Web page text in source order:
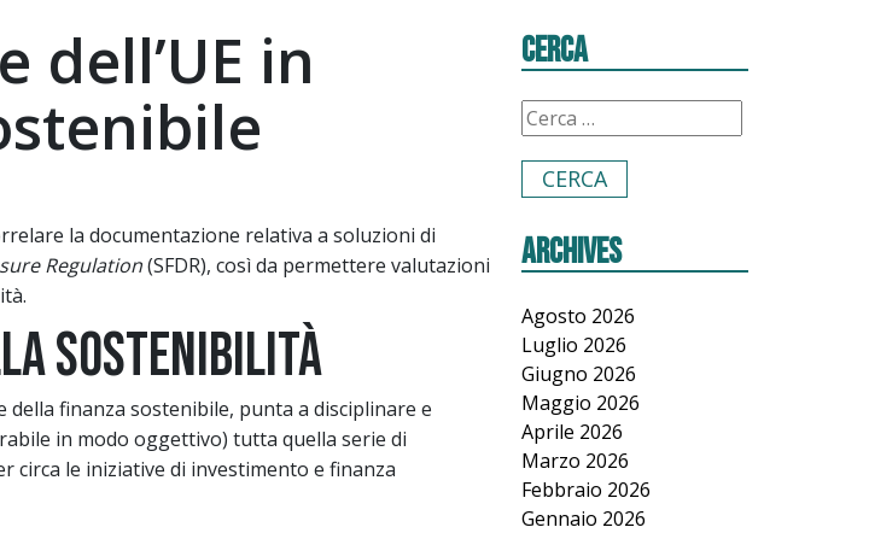
dell’UE in
la documentazione relativa a soluzioni di
Regulation(SFDR), così da permettere valutazioni
sostenibilità
della finanza sostenibile, punta a disciplinare e
in modo oggettivo) tutta quella serie di
le iniziative di investimento e finanza
Cerca
Archives
Agosto 2026
Luglio 2026
Giugno 2026
Maggio 2026
Aprile 2026
Marzo 2026
Febbraio 2026
Gennaio 2026